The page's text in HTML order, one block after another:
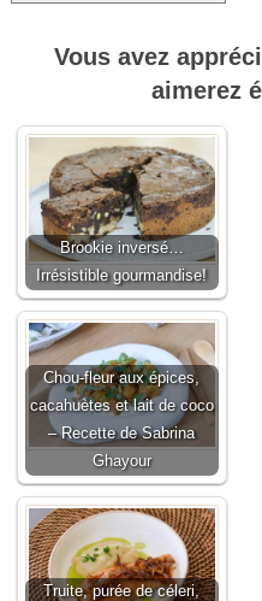
Vous avez
aimerez
Brookie inversé…
Irrésistible gourmandise!
Chou-fleur aux épices,
cacahuètes et lait de coco
– Recette de Sabrina
Ghayour
Truite, purée de céleri,